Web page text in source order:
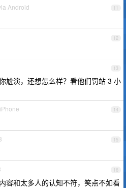
11
Android
12
13
尬演，还想怎么样？看他们罚站 3 小
14
15
16
容和太多人的认知不符，笑点不如看